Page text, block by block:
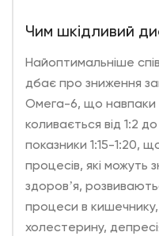
Чим шкідливий
Найоптимальніше
дбає про зниження
Омега-6, що навпаки
коливається від 1:2
показники 1:15-1:20,
процесів, які можуть
здоровʼя,
процеси в кишечнику,
холестерину,